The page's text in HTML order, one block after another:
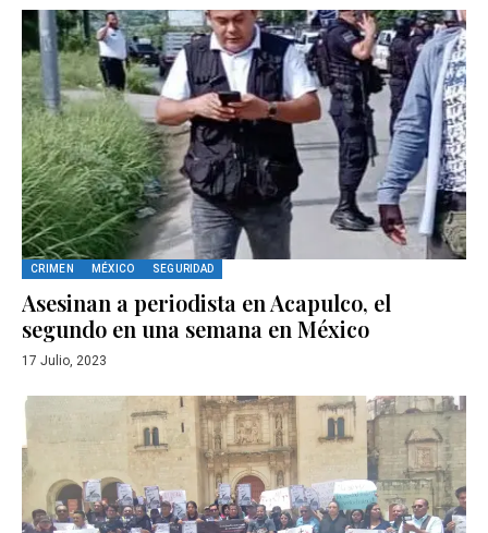
CRIMEN MÉXICO SEGURIDAD
Asesinan a periodista en Acapulco, el
segundo en una semana en México
17 Julio, 2023